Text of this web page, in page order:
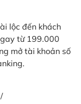
lộc đến khách
từ 199.000
mở tài khoản số